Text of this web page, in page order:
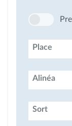
Place
Alinéa
Sort